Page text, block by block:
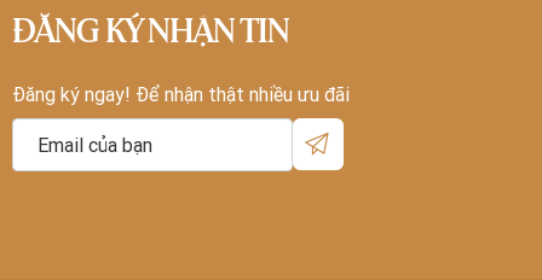
ĐĂNG KÝ NHẬN TIN
Đăng ký ngay! Để nhận thật nhiều ưu đãi